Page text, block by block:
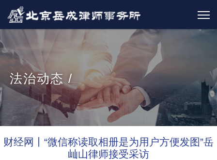
法治动态 /
财经网丨“微信称读取相册是为用户方便发图”岳
屾山律师接受采访